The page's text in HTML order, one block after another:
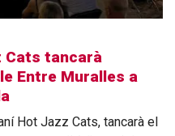
Cats tancarà
Entre Muralles a
Hot Jazz Cats, tancarà el